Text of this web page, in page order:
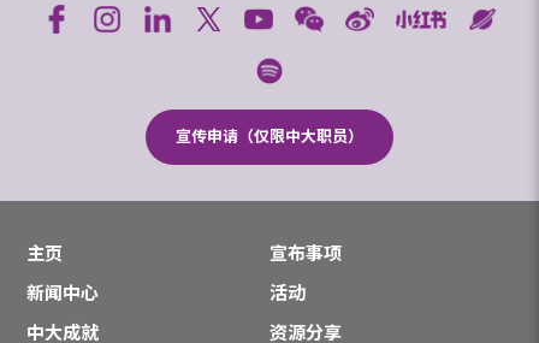
宣传申请（仅限中大职员）
主页
宣布事项
新闻中心
活动
中大成就
资源分享